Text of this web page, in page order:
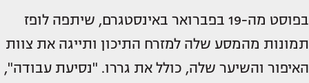
בפוסט מה-19 בפברואר באינסטגרם, שיתפה לופז
תמונות מהמסע שלה למזרח התיכון ותייגה את צוות
האיפור והשיער שלה, כולל את גררו. "נסיעת עבודה",